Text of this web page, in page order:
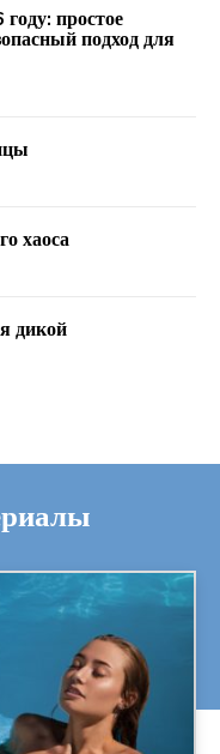
простое
подход для
хаоса
дикой